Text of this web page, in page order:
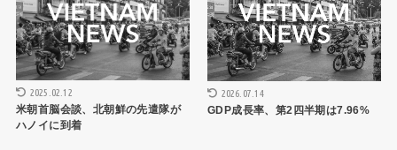
2025.02.12
米朝首脳会談、北朝鮮の先遣隊が
ハノイに到着
2026.07.14
GDP成長率、第2四半期は7.96%